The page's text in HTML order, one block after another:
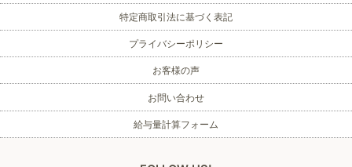
特定商取引法に基づく表記
プライバシーポリシー
お客様の声
お問い合わせ
給与量計算フォーム